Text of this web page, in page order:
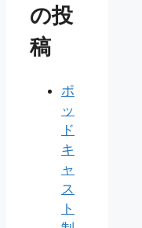
の投
稿
ポ
ッ
ド
キ
ャ
ス
ト